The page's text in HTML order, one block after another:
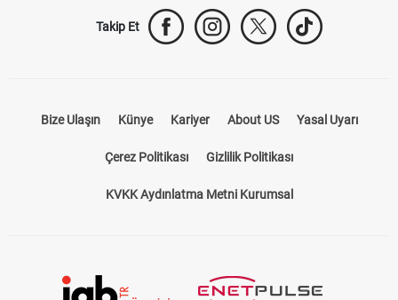
Takip Et
Bize Ulaşın Künye Kariyer About US Yasal Uyarı
Çerez Politikası Gizlilik Politikası
KVKK Aydınlatma Metni Kurumsal